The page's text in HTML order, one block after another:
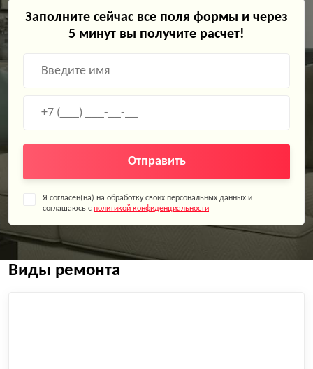
Заполните сейчас все поля формы и через
5 минут вы получите расчет!
Отправить
Я согласен(на) на обработку своих персональных данных и
соглашаюсь с политикой конфиденциальности
Виды ремонта